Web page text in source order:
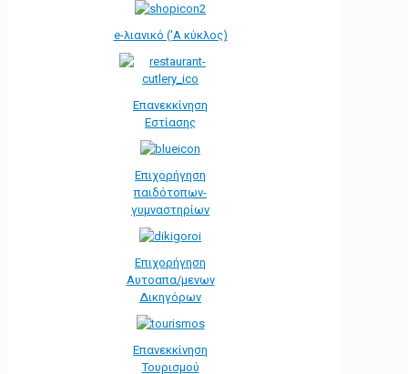
e-λιανικό ('Α κύκλος)
Επανεκκίνηση
Εστίασης
Επιχορήγηση
παιδότοπων-
γυμναστηρίων
Επιχορήγηση
Αυτοαπα/μενων
Δικηγόρων
Επανεκκίνηση
Τουρισμού